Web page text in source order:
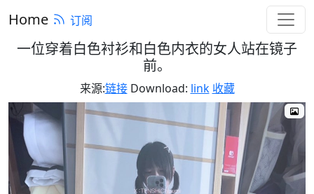
Home 订阅
一位穿着白色衬衫和白色内衣的女人站在镜子
前。
来源:链接Download: link 收藏